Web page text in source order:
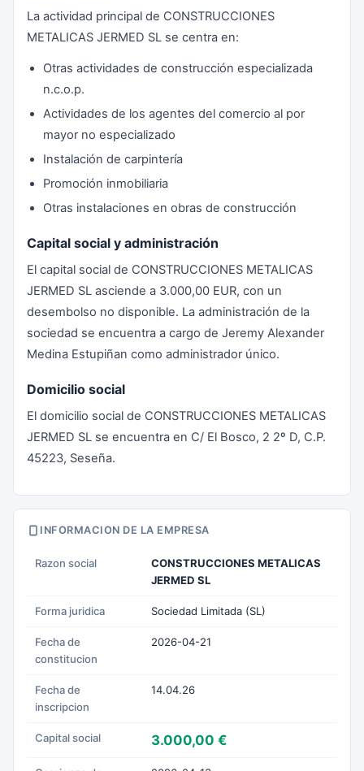
La actividad principal de CONSTRUCCIONES
METALICAS JERMED SL se centra en:
Otras actividades de construcción especializada
n.c.o.p.
Actividades de los agentes del comercio al por
mayor no especializado
Instalación de carpintería
Promoción inmobiliaria
Otras instalaciones en obras de construcción
Capital social y administración
El capital social de CONSTRUCCIONES METALICAS
JERMED SL asciende a 3.000,00 EUR, con un
desembolso no disponible. La administración de la
sociedad se encuentra a cargo de Jeremy Alexander
Medina Estupiñan como administrador único.
Domicilio social
El domicilio social de CONSTRUCCIONES METALICAS
JERMED SL se encuentra en C/ El Bosco, 2 2º D, C.P.
45223, Seseña.
INFORMACION DE LA EMPRESA
Razon social
CONSTRUCCIONES METALICAS
JERMED SL
Forma juridica Sociedad Limitada (SL)
Fecha de
constitucion
2026-04-21
Fecha de
inscripcion
14.04.26
Capital social 3.000,00 €